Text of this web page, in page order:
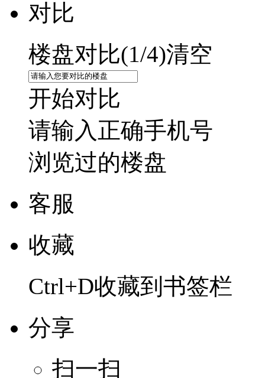
对比
楼盘对比(1/4)清空
开始对比
请输入正确手机号
浏览过的楼盘
客服
收藏
Ctrl+D收藏到书签栏
分享
扫一扫